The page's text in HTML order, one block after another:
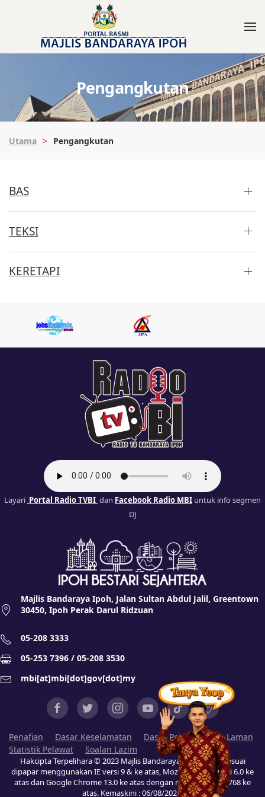
Pengangkutan
Utama Pengangkutan
BAS
TEKSI
KERETAPI
Layari Portal Radio TVBI dan Facebook Radio MBI untuk info segmen
DJ
Majlis Bandaraya Ipoh, Jalan Sultan Abdul Jalil, Greentown
30450, Ipoh Perak Darul Ridzuan
05-208 3333
05-253 7396 / 05-208 3530
mbi[at]mbi[dot]gov[dot]my
Penafian Dasar Keselamatan Dasar Privasi
Peta Laman
Statistik Pelawat
Soalan Lazim
Hakcipta Terpelihara © 2023 Majlis Bandaraya Ipoh (MBI). Sesuai
dipapar menggunakan IE versi 9 & ke atas, Mozilla Firefox versi 6.0 ke
atas dan Google Chrome 13.0 ke atas dengan resolusi 1024 x 768 ke
atas. Kemaskini :06/08/2026.